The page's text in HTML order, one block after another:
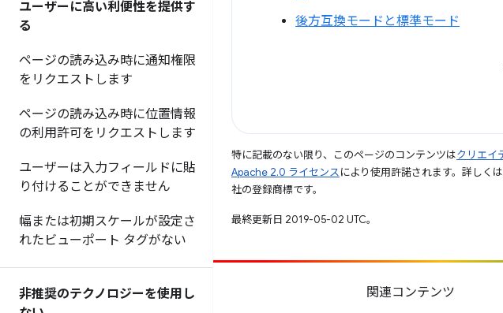
ユーザーに高い利便性を提供す
る
ページの読み込み時に通知権限
をリクエストします
ページの読み込み時に位置情報
の利用許可をリクエストします
ユーザーは入力フィールドに貼
り付けることができません
幅または初期スケールが設定さ
れたビューポート タグがない
非推奨のテクノロジーを使用し
後方互換モードと標準モード
特に記載のない限り、このページのコンテンツはクリエイ
Apache 2.0 ライセンスにより使用許諾されます。詳しくは
社の登録商標です。
最終更新日 2019-05-02 UTC。
投稿 関連コンテンツ